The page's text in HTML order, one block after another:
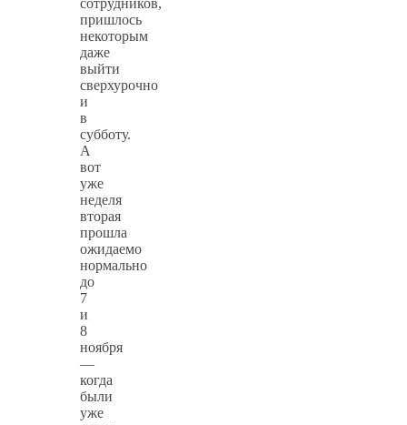
сотрудников,
пришлось
некоторым
даже
выйти
сверхурочно
и
в
субботу.
А
вот
уже
неделя
вторая
прошла
ожидаемо
нормально
до
7
и
8
ноября
—
когда
были
уже